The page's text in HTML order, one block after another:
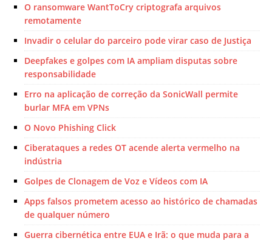
O ransomware WantToCry criptografa arquivos
remotamente
Invadir o celular do parceiro pode virar caso de Justiça
Deepfakes e golpes com IA ampliam disputas sobre
responsabilidade
Erro na aplicação de correção da SonicWall permite
burlar MFA em VPNs
O Novo Phishing Click
Ciberataques a redes OT acende alerta vermelho na
indústria
Golpes de Clonagem de Voz e Vídeos com IA
Apps falsos prometem acesso ao histórico de chamadas
de qualquer número
Guerra cibernética entre EUA e Irã: o que muda para a